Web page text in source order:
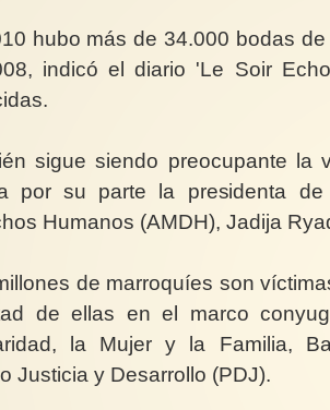
hubo más de 34.000 bodas
indicó el diario 'Le Soir
sigue siendo preocupante la
por su parte la presidenta
Humanos (AMDH), Jadija
de marroquíes son
de ellas en el marco
la Mujer y la Familia,
Justicia y Desarrollo (PDJ).